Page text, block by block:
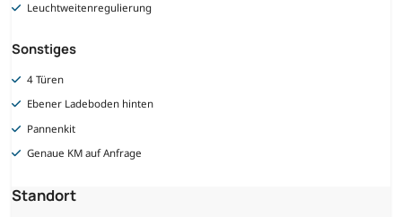
Leuchtweitenregulierung
Sonstiges
4 Türen
Ebener Ladeboden hinten
Pannenkit
Genaue KM auf Anfrage
Standort